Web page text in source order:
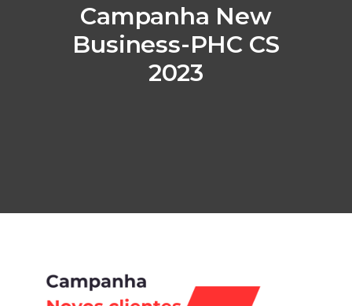
Campanha New
Business-PHC CS
2023